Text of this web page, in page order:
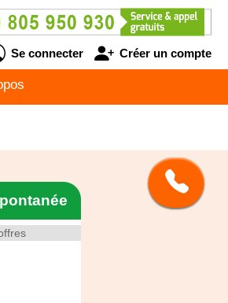
Se connecter Créer un compte